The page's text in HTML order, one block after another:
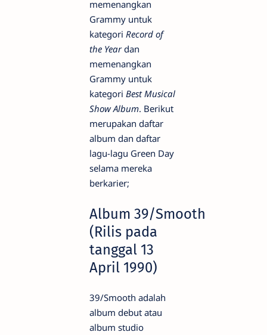
memenangkan
Grammy untuk
kategori Record of
the Yeardan
memenangkan
Grammy untuk
kategori Best Musical
Show Album. Berikut
merupakan daftar
album dan daftar
lagu-lagu Green Day
selama mereka
berkarier;
Album 39/Smooth
(Rilis pada
tanggal 13
April 1990)
39/Smooth adalah
album debut atau
album studio